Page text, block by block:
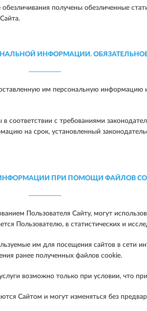
получены обезличенные
ИНФОРМАЦИИ.
им персональную информацию
с требованиями
на срок, установленный
ПРИ ПОМОЩИ ФАЙЛОВ
Пользователя Сайту, могут
Пользователю, в статистических и
им для посещения сайтов в сети
ранее полученных файлов cookie.
возможно только при условии, что
Сайтом и могут изменяться без